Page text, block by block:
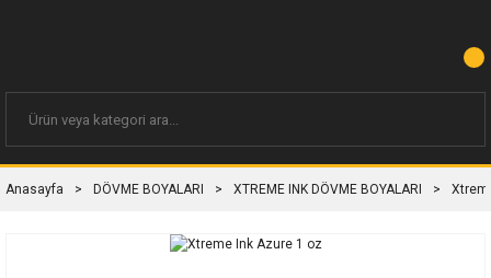
Anasayfa DÖVME BOYALARI XTREME INK DÖVME BOYALARI